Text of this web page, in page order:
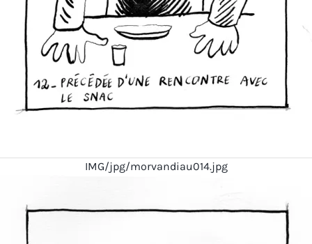
IMG/jpg/morvandiau014.jpg